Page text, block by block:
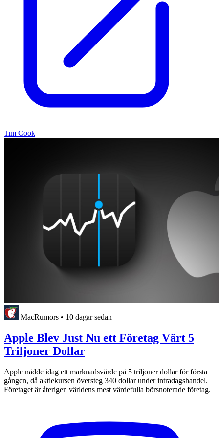
Tim Cook
MacRumors • 10 dagar sedan
Apple Blev Just Nu ett Företag Värt 5
Triljoner Dollar
Apple nådde idag ett marknadsvärde på 5 triljoner dollar för första
gången, då aktiekursen översteg 340 dollar under intradagshandel.
Företaget är återigen världens mest värdefulla börsnoterade företag.